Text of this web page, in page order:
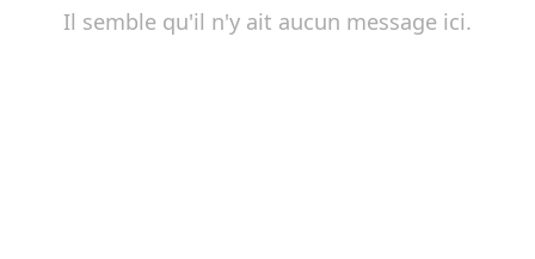
Il semble qu'il n'y ait aucun message ici.